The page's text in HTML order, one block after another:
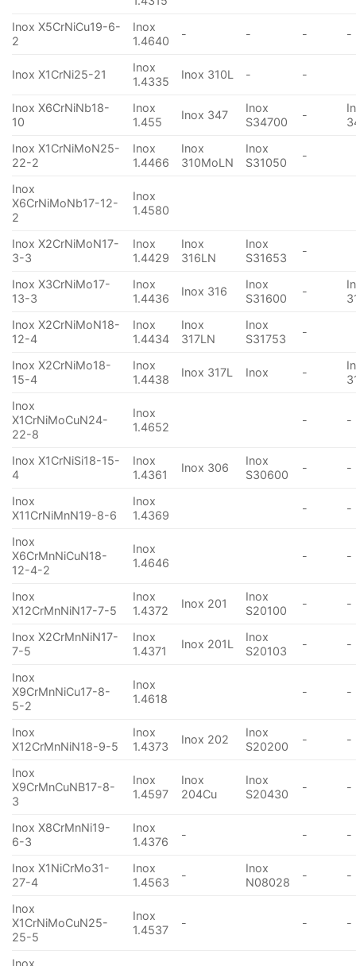
Inox X5CrNiCu19-6-
2
Inox
1.4640
- - - -
Inox X1CrNi25-21
Inox
1.4335
Inox 310L - -
Inox X6CrNiNb18-
10
Inox
1.455
Inox 347
Inox
S34700
-
Inox X1CrNiMoN25-
22-2
Inox
1.4466
Inox
310MoLN
Inox
S31050
-
Inox
X6CrNiMoNb17-12-
2
Inox
1.4580
Inox X2CrNiMoN17-
3-3
Inox
1.4429
Inox
316LN
Inox
S31653
-
Inox X3CrNiMo17-
13-3
Inox
1.4436
Inox 316
Inox
S31600
-
Inox X2CrNiMoN18-
12-4
Inox
1.4434
Inox
317LN
Inox
S31753
-
Inox X2CrNiMo18-
15-4
Inox
1.4438
Inox 317L Inox -
Inox
X1CrNiMoCuN24-
22-8
Inox
1.4652
- -
Inox X1CrNiSi18-15-
4
Inox
1.4361
Inox 306
Inox
S30600
- -
Inox
X11CrNiMnN19-8-6
Inox
1.4369
- -
Inox
X6CrMnNiCuN18-
12-4-2
Inox
1.4646
- -
Inox
X12CrMnNiN17-7-5
Inox
1.4372
Inox 201
Inox
S20100
- -
Inox X2CrMnNiN17-
7-5
Inox
1.4371
Inox 201L
Inox
S20103
- -
Inox
X9CrMnNiCu17-8-
5-2
Inox
1.4618
- -
Inox
X12CrMnNiN18-9-5
Inox
1.4373
Inox 202
Inox
S20200
- -
Inox
X9CrMnCuNB17-8-
3
Inox
1.4597
Inox
204Cu
Inox
S20430
- -
Inox X8CrMnNi19-
6-3
Inox
1.4376
- - -
Inox X1NiCrMo31-
27-4
Inox
1.4563
-
Inox
N08028
- -
Inox
X1CrNiMoCuN25-
25-5
Inox
1.4537
- - -
Inox